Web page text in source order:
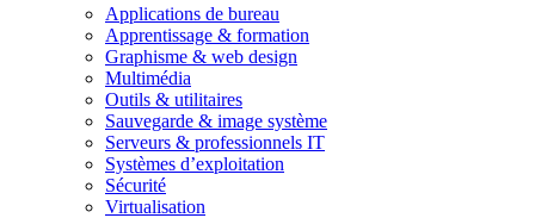
Applications de bureau
Apprentissage & formation
Graphisme & web design
Multimédia
Outils & utilitaires
Sauvegarde & image système
Serveurs & professionnels IT
Systèmes d’exploitation
Sécurité
Virtualisation